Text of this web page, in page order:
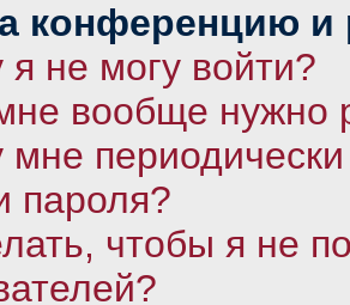
конференцию и
не могу войти?
вообще нужно
пароля?
чтобы я не